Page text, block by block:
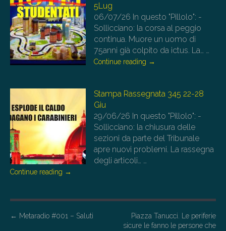
5Lug
06/07/26 In questo "Pillolo": -
Sollicciano: la corsa al peggio
continua. Muore un uomo di
75anni già colpito da ictus. La…
Continue reading →
Stampa Rassegnata 345 22-28
Giu
29/06/26 In questo "Pillolo": -
Sollicciano: la chiusura delle
sezioni da parte del Tribunale
apre nuovi problemi. La rassegna
degli articoli…
Continue reading →
P
← Metaradio #001 – Saluti
Piazza Tanucci. Le periferie
sicure le fanno le persone che